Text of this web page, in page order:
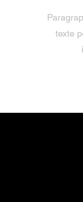
texte